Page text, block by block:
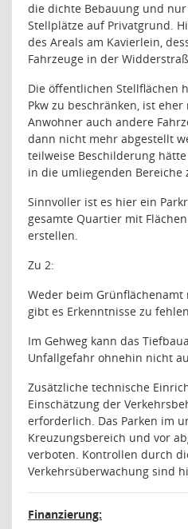
die dichte Bebauung und
Stellplätze auf Privatgrund.
des Areals am Kavierlein,
Fahrzeuge in der
Die öffentlichen Stellflächen
Pkw zu beschränken, ist
Anwohner auch andere
dann nicht mehr abgestellt
teilweise Beschilderung
in die umliegenden Bereiche
Sinnvoller ist es hier ein
gesamte Quartier mit
erstellen.
Zu 2:
Weder beim
gibt es Erkenntnisse zu
Im Gehweg kann das
Unfallgefahr ohnehin nicht
Zusätzliche technische
Einschätzung der
erforderlich. Das Parken im
Kreuzungsbereich und vor
verboten. Kontrollen durch
Verkehrsüberwachung sind
Finanzierung: